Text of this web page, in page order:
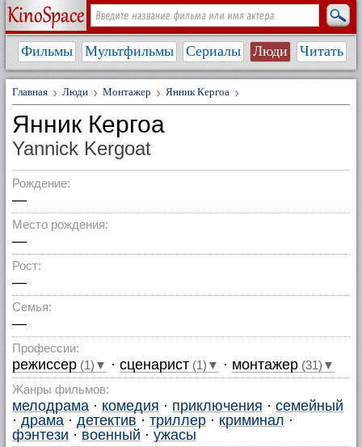
Фильмы Мультфильмы Сериалы Люди Читать
Главная Люди Монтажер Янник Кергоа
Янник Кергоа
Yannick Kergoat
Рождение:
—
Место рождения:
—
Рост:
—
Семья:
—
Профессии:
режиссер (1)▼ · сценарист (1)▼ · монтажер (31)▼
Жанры фильмов:
мелодрама · комедия · приключения · семейный
· драма · детектив · триллер · криминал ·
фэнтези · военный · ужасы